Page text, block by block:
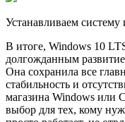
Устанавливаем
В итоге, Windows 10
долгожданным
Она сохранила все
стабильность и
магазина Windows или
выбор для тех, кому